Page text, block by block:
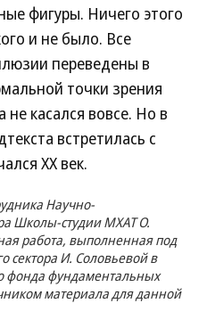
фигуры. Ничего этого
и не было. Все
переведены в
точки зрения
касался вовсе. Но в
встретилась с
ХХ век.
Научно-
Школы-студии МХАТ О.
работа, выполненная под
сектора И. Соловьевой в
фонда фундаментальных
материала для данной